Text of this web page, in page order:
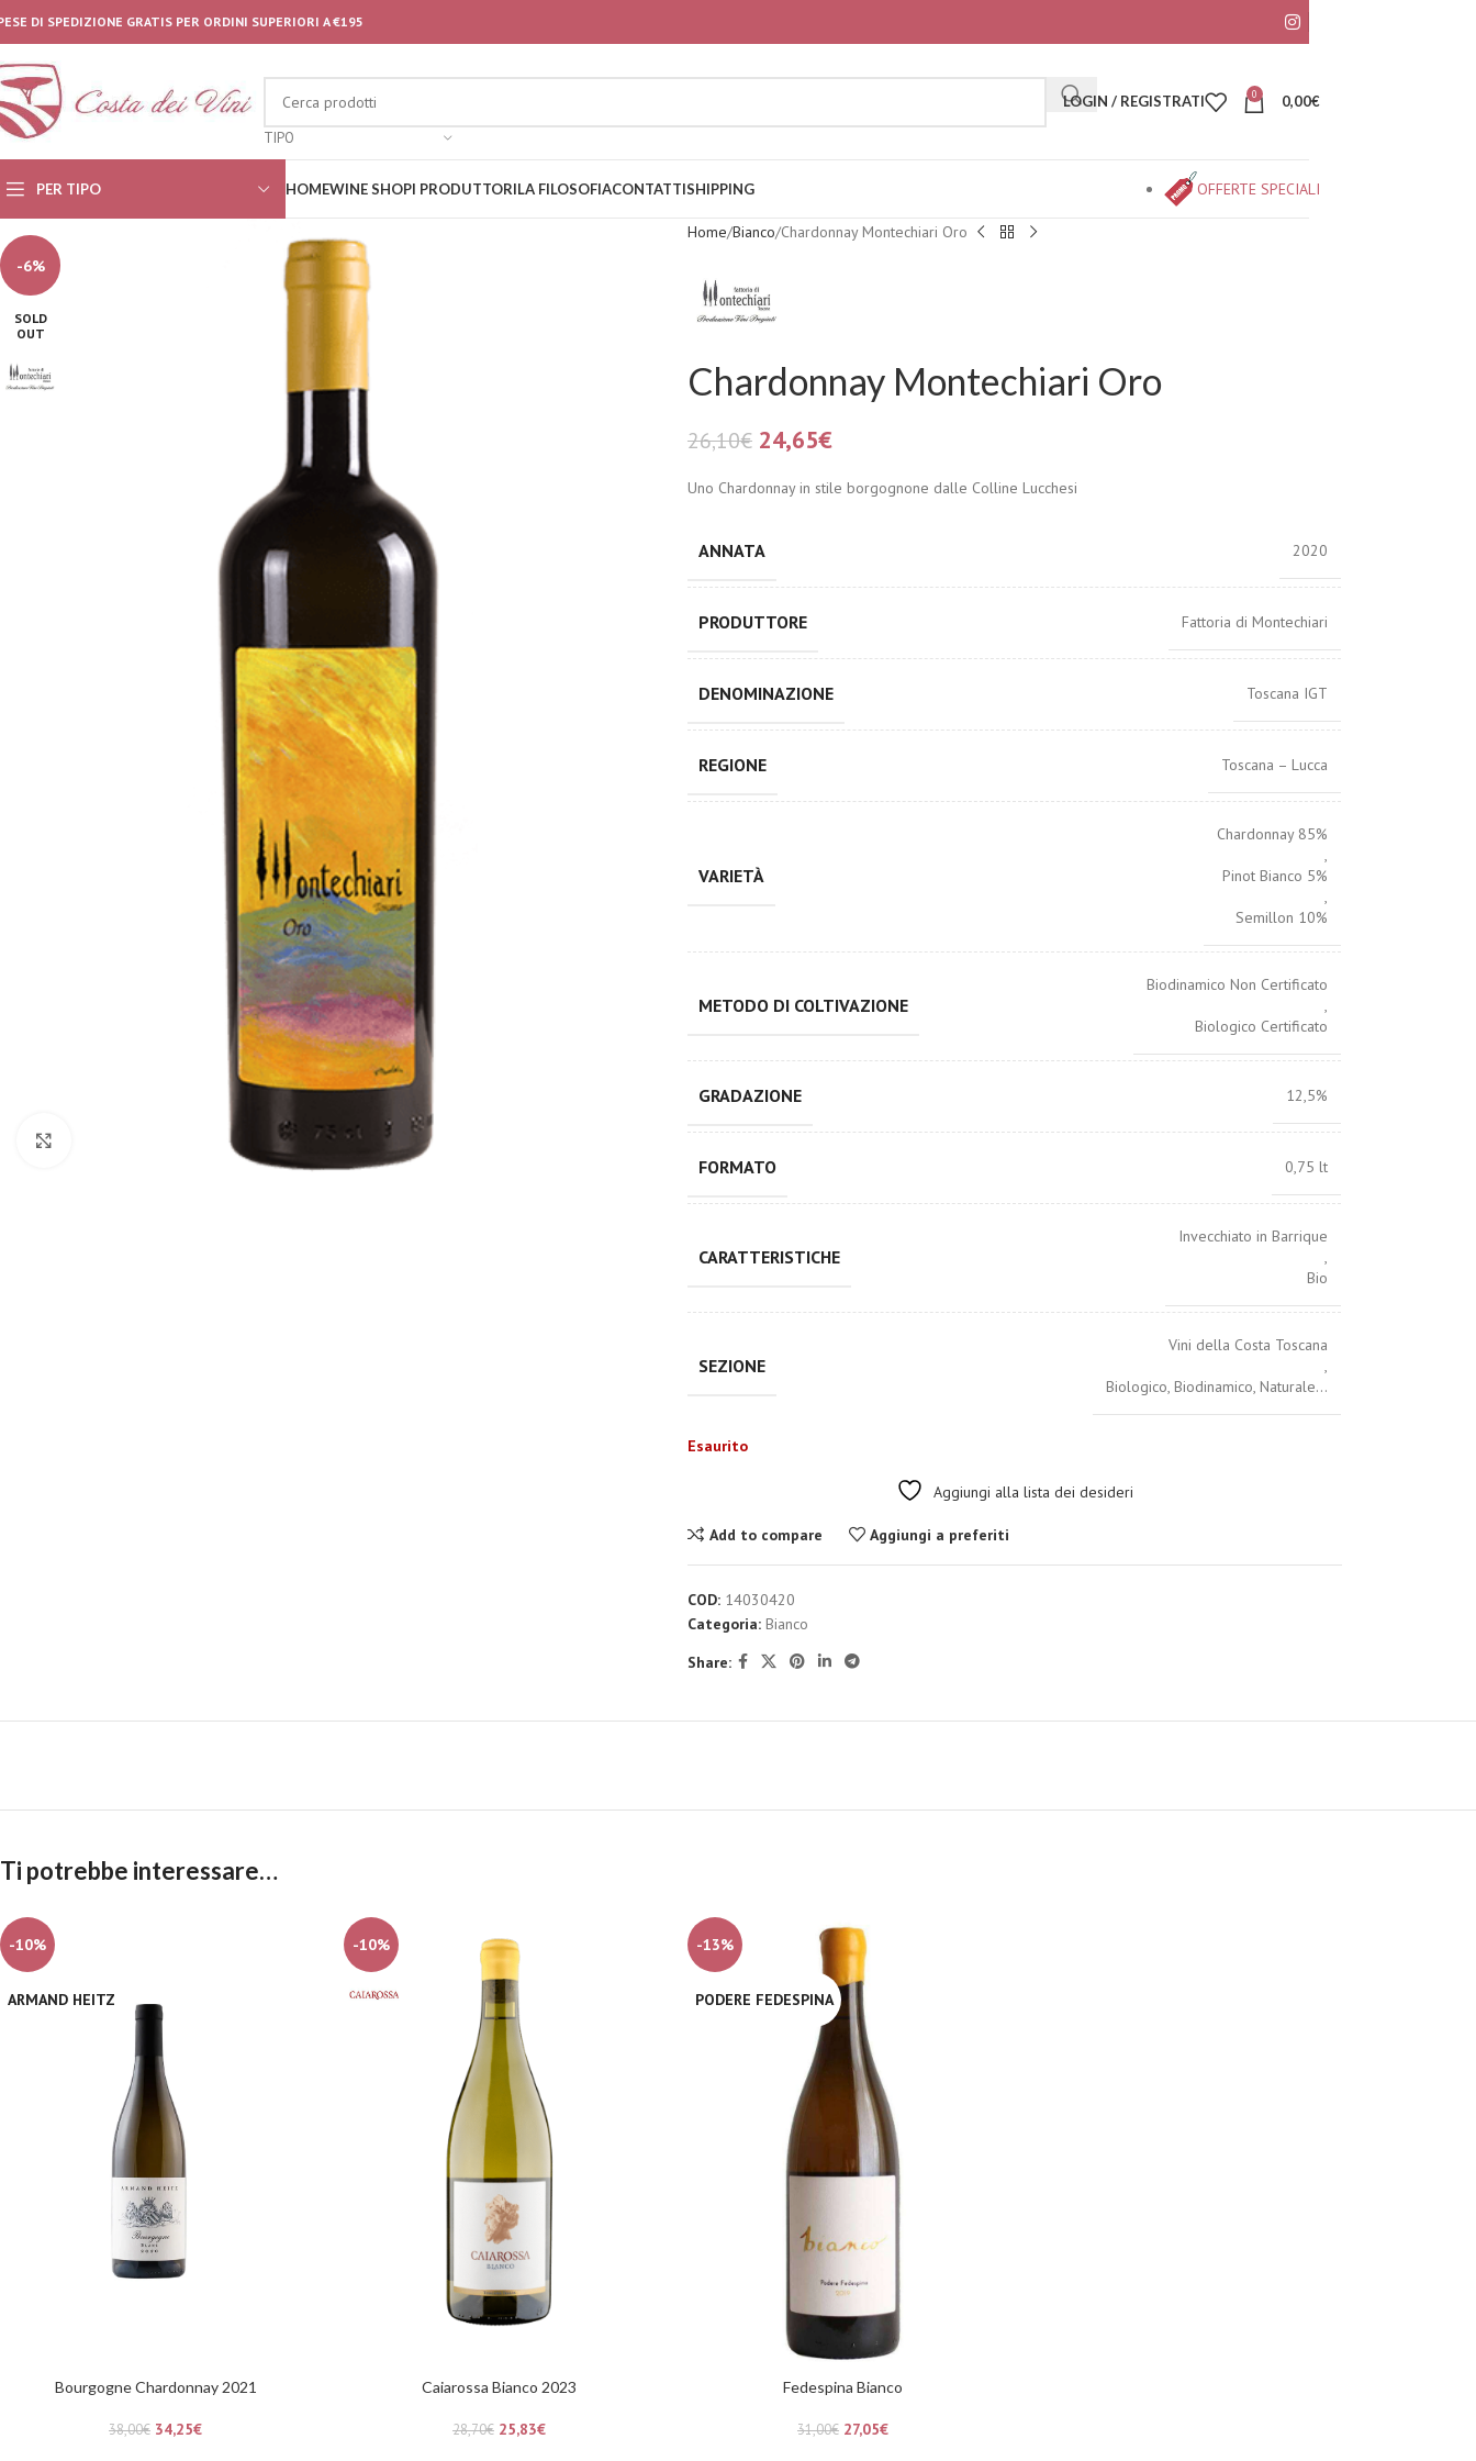
DI SPEDIZIONE GRATIS PER ORDINI SUPERIORI A €195
TIPO
LOGIN / REGISTRATI 0 0,00€
PER TIPO HOMEWINE SHOPI PRODUTTORILA FILOSOFIACONTATTISHIPPING OFFERTE SPECIALI
-6%
SOLD
OUT
Home Bianco Chardonnay Montechiari Oro
Chardonnay Montechiari Oro
26,10€ 24,65€
Uno Chardonnay in stile borgognone dalle Colline Lucchesi
ANNATA 2020
PRODUTTORE Fattoria di Montechiari
DENOMINAZIONE Toscana IGT
REGIONE Toscana – Lucca
VARIETÀ
Chardonnay 85%
,
Pinot Bianco 5%
,
Semillon 10%
METODO DI COLTIVAZIONE
Biodinamico Non Certificato
,
Biologico Certificato
GRADAZIONE 12,5%
FORMATO 0,75 lt
CARATTERISTICHE
Invecchiato in Barrique
,
Bio
SEZIONE
Vini della Costa Toscana
,
Biologico, Biodinamico, Naturale…
Esaurito
Aggiungi alla lista dei desideri
Add to compare Aggiungi a preferiti
COD: 14030420
Categoria: Bianco
Share:
Ti potrebbe interessare…
-10%
ARMAND HEITZ
Bourgogne Chardonnay 2021
38,00€ 34,25€
-10%
Caiarossa Bianco 2023
28,70€ 25,83€
-13%
PODERE FEDESPINA
Fedespina Bianco
31,00€ 27,05€